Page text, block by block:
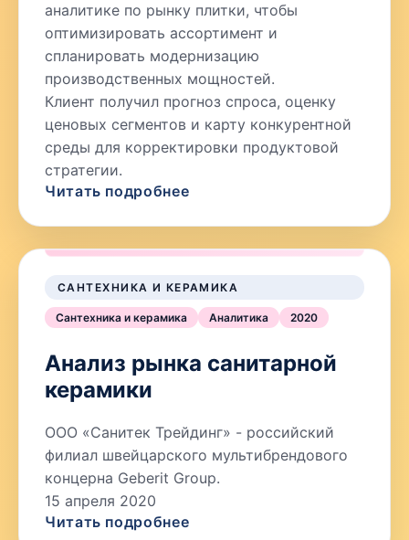
аналитике по рынку плитки, чтобы
оптимизировать ассортимент и
спланировать модернизацию
производственных мощностей.
Клиент получил прогноз спроса, оценку
ценовых сегментов и карту конкурентной
среды для корректировки продуктовой
стратегии.
Читать подробнее
САНТЕХНИКА И КЕРАМИКА
Сантехника и керамика Аналитика 2020
Анализ рынка санитарной
керамики
ООО «Санитек Трейдинг» - российский
филиал швейцарского мультибрендового
концерна Geberit Group.
15 апреля 2020
Читать подробнее